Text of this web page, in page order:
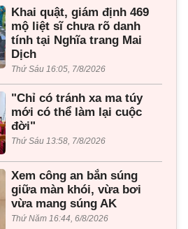
Khai quật, giám định 469
mộ liệt sĩ chưa rõ danh
tính tại Nghĩa trang Mai
Dịch
Thứ Sáu 16:05, 7/8/2026
"Chỉ có tránh xa ma túy
mới có thể làm lại cuộc
đời"
Thứ Sáu 13:58, 7/8/2026
Xem công an bắn súng
giữa màn khói, vừa bơi
vừa mang súng AK
Thứ Năm 16:44, 6/8/2026